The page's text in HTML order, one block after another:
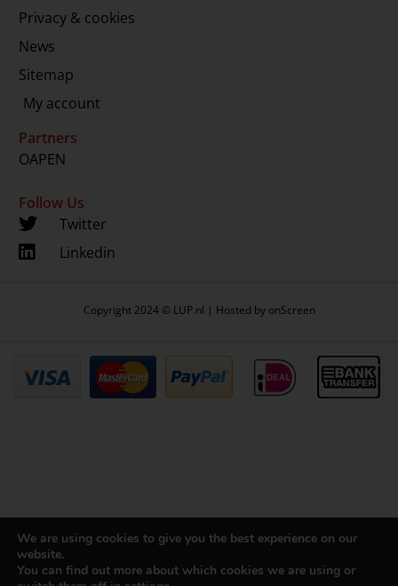
Privacy & cookies
News
Sitemap
My account
Partners
OAPEN
Follow Us
Twitter
Linkedin
Copyright 2024 © LUP.nl | Hosted by onScreen
We are using cookies to give you the best experience on our
website.
You can find out more about which cookies we are using or